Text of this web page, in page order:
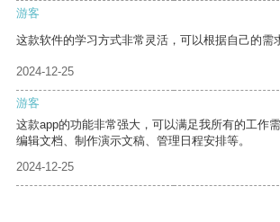
游客
这款软件的学习方式非常灵活，可以根据自己的需
2024-12-25
游客
这款app的功能非常强大，可以满足我所有的工作
编辑文档、制作演示文稿、管理日程安排等。
2024-12-25